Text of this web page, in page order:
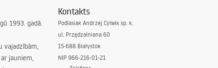
1993. gadā.
vajadzībām,
jauniem,
Kontakts
Podlasiak Andrzej Cylwik sp. k.
ul. Przędzalniana 60
15-688 Białystok
NIP 966-216-01-21